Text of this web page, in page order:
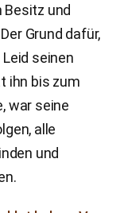
Besitz und
Grund dafür,
seinen
ihn bis zum
war seine
alle
und